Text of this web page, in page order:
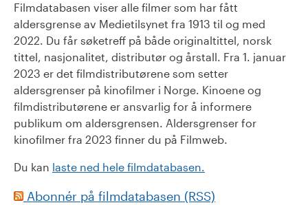
Filmdatabasen viser alle filmer som har fått
aldersgrense av Medietilsynet fra 1913 til og med
2022. Du får søketreff på både originaltittel, norsk
tittel, nasjonalitet, distributør og årstall. Fra 1. januar
2023 er det filmdistributørene som setter
aldersgrenser på kinofilmer i Norge. Kinoene og
filmdistributørene er ansvarlig for å informere
publikum om aldersgrensen. Aldersgrenser for
kinofilmer fra 2023 finner du på Filmweb.
Du kan laste ned hele filmdatabasen.
Abonnér på filmdatabasen (RSS)